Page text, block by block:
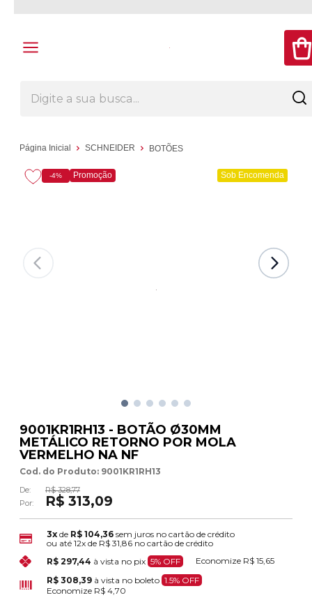
Página Inicial SCHNEIDER BOTÕES
-4% Promoção Sob Encomenda
9001KR1RH13 - BOTÃO Ø30MM
METÁLICO RETORNO POR MOLA
VERMELHO NA NF
Cod. do Produto: 9001KR1RH13
De:
R$ 328,77
Por:
R$ 313,09
3x de R$ 104,36 sem juros no cartão de crédito
ou até12x de R$ 31,86 no cartão de crédito
R$ 297,44 à vista no pix 5% OFF Economize R$ 15,65
R$ 308,39 à vista no boleto 1.5% OFF
Economize R$ 4,70